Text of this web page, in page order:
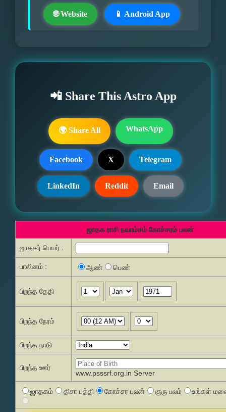
🌐 Website 📱 Android App
📲 Share This Astro App
🌍 Share All WhatsApp
Facebook X Telegram
LinkedIn Reddit Email
ஜாதக ராசி நவாம்சம் கோச்சரம் பலன்
ஜாதகர் பெயர் :
பாலினம் : ஆண் பெண்
பிறந்த தேதி
பிறந்த நேரம்
பிறந்த நாடு
பிறந்த ஊர்
www.psssrf.org.in Server
ஜாதகம் திசா புத்தி கோச்சர பலன் குரு பலம் உங்கள்